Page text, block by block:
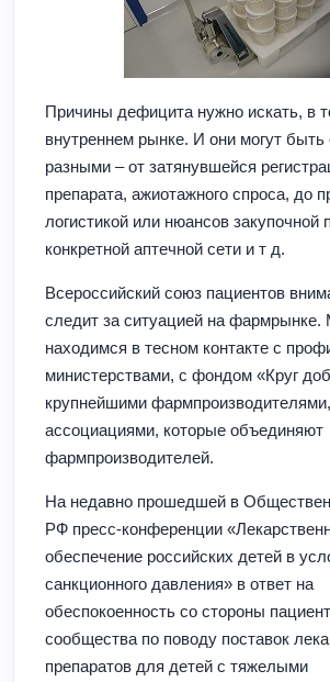
Причины дефицита нужно искать, в
внутреннем рынке. И они могут
разными – от затянувшейся
препарата, ажиотажного спроса, до
логистикой или нюансов закупочной
конкретной аптечной сети и т д.
Всероссийский союз пациентов
следит за ситуацией на
находимся в тесном контакте с
министерствами, с фондом «Круг
крупнейшими
ассоциациями, которые объединяют
фармпроизводителей.
На недавно прошедшей в
РФ пресс-конференции
обеспечение российских детей в
санкционного давления» в ответ на
обеспокоенность со стороны
сообщества по поводу поставок
препаратов для детей с тяжелыми